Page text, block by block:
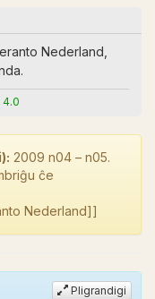
Nederland,
4.0
2009 n04 – n05.
ĉe
Nederland]]
Pligrandigi